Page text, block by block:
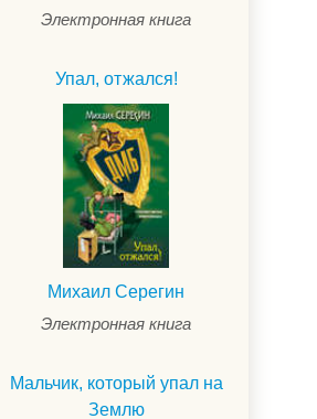
Электронная книга
Упал, отжался!
Михаил Серегин
Электронная книга
Мальчик, который упал на
Землю